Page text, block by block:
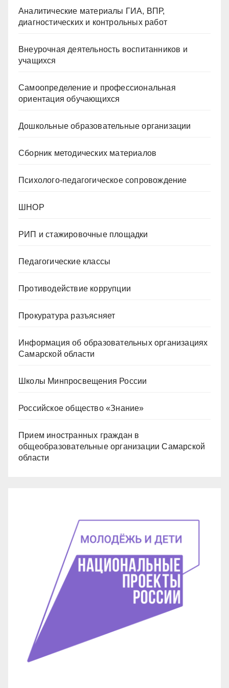
Аналитические материалы ГИА, ВПР,
диагностических и контрольных работ
Внеурочная деятельность воспитанников и
учащихся
Самоопределение и профессиональная
ориентация обучающихся
Дошкольные образовательные организации
Сборник методических материалов
Психолого-педагогическое сопровождение
ШНОР
РИП и стажировочные площадки
Педагогические классы
Противодействие коррупции
Прокуратура разъясняет
Информация об образовательных организациях
Самарской области
Школы Минпросвещения России
Российское общество «Знание»
Прием иностранных граждан в
общеобразовательные организации Самарской
области